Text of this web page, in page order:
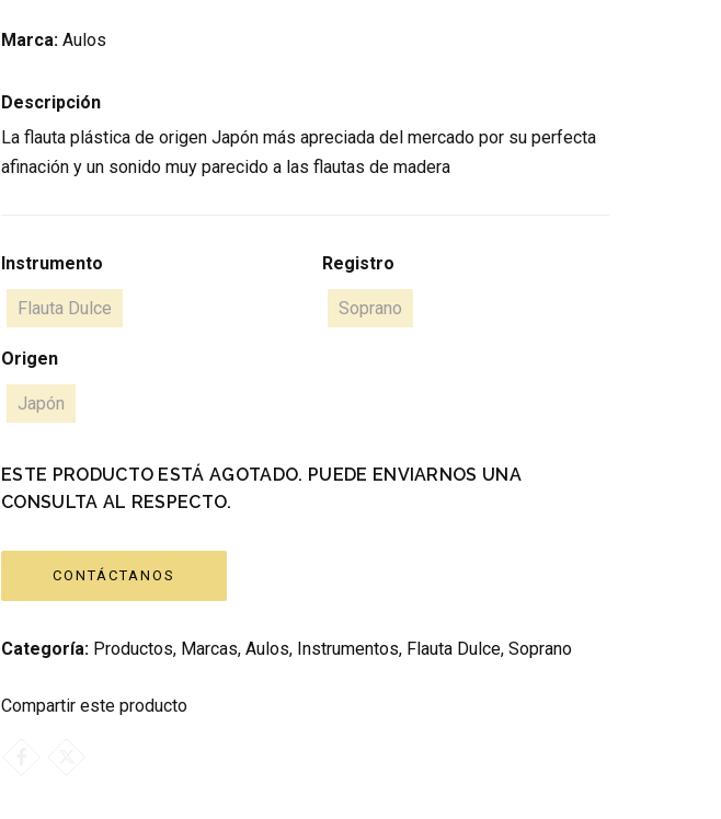
Marca: Aulos
Descripción
La flauta plástica de origen Japón más apreciada del mercado por su perfecta
afinación y un sonido muy parecido a las flautas de madera
Instrumento
Flauta Dulce
Registro
Soprano
Origen
Japón
ESTE PRODUCTO ESTÁ AGOTADO. PUEDE ENVIARNOS UNA
CONSULTA AL RESPECTO.
CONTÁCTANOS
Categoría: Productos, Marcas, Aulos, Instrumentos, Flauta Dulce, Soprano
Compartir este producto